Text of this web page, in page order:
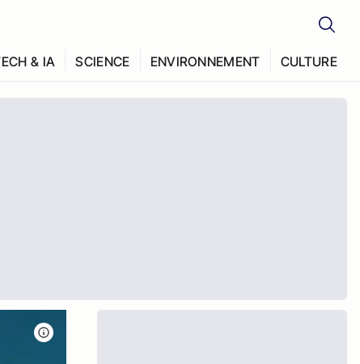
& IA SCIENCE ENVIRONNEMENT CULTURE